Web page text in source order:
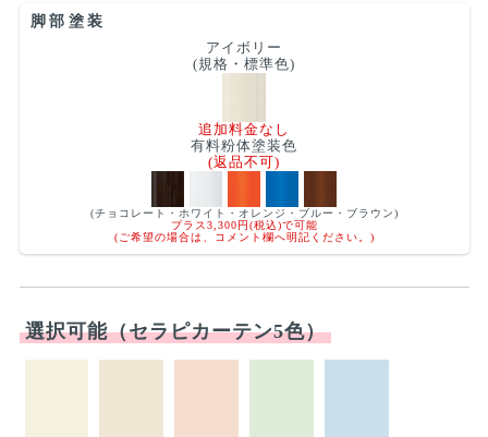
脚部塗装
アイボリー
(規格・標準色)
追加料金なし
有料粉体塗装色
(返品不可)
(チョコレート・ホワイト・オレンジ・ブルー・ブラウン)
プラス3,300円(税込)で可能
(ご希望の場合は、コメント欄へ明記ください。)
選択可能（セラピカーテン5色）